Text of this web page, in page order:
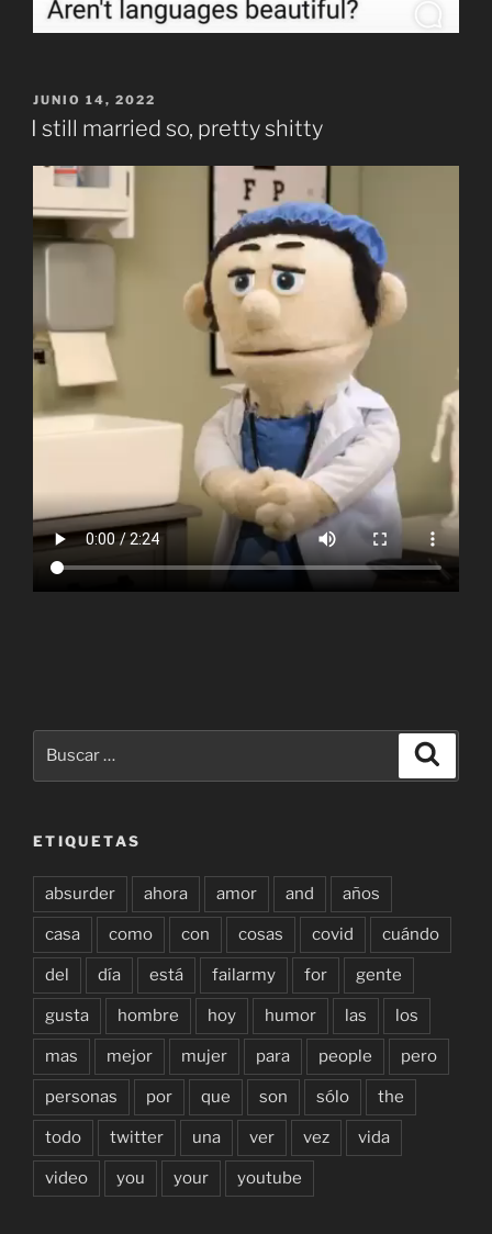
PUBLICADO
EL
JUNIO 14, 2022
I still married so, pretty shitty
ETIQUETAS
absurder ahora amor and años
casa como con cosas covid cuándo
del día está failarmy for gente
gusta hombre hoy humor las los
mas mejor mujer para people pero
personas por que son sólo the
todo twitter una ver vez vida
video you your youtube